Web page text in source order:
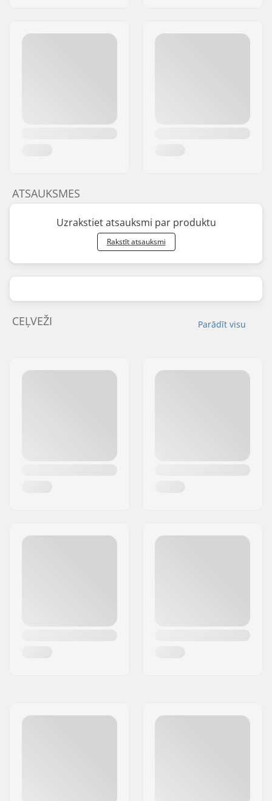
ATSAUKSMES
Uzrakstiet atsauksmi par produktu
Rakstīt atsauksmi
Parādīt visu
CEĻVEŽI